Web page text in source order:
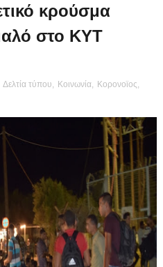
κρούσμα
στο ΚΥΤ
Δελτία τύπου Κοινωνία, Κορονοϊος